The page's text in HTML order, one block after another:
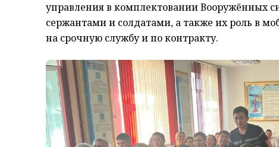
управления в комплектовании Вооружённых
сержантами и солдатами, а также их роль в
на срочную службу и по контракту.